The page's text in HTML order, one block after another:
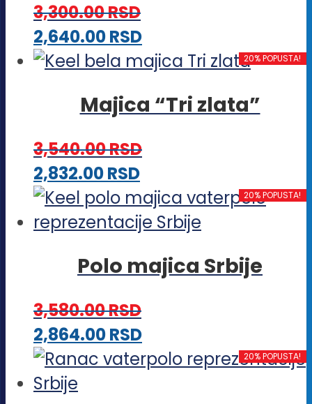
mogu
biti
izabrane
na
stranici
3,300.00RSD
2,640.00RSDOvaj
proizvod
više
Opcije
biti
izabrane
na
stranici
20% POPUSTA!
Majica “Tri zlata”
3,540.00RSD
2,832.00RSDOvaj
proizvod
ima
varijanti.
mogu
biti
izabrane
20% POPUSTA!
Polo majica Srbije
3,580.00RSD
2,864.00RSDOvaj
proizvod
20% POPUSTA!